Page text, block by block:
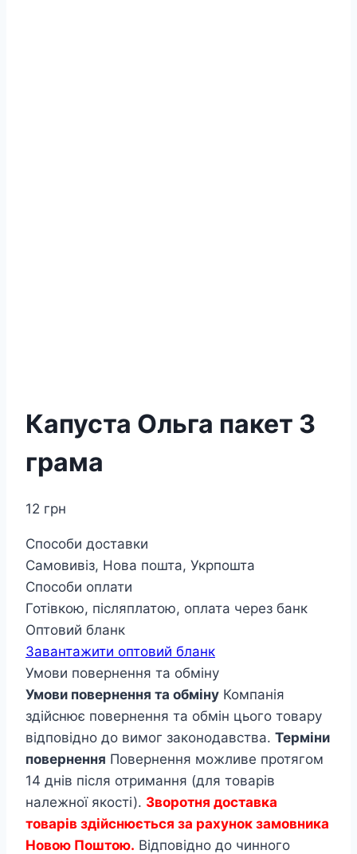
Капуста Ольга пакет 3
грама
12 грн
Способи доставки
Самовивіз, Нова пошта, Укрпошта
Способи оплати
Готівкою, післяплатою, оплата через банк
Оптовий бланк
Завантажити оптовий бланк
Умови повернення та обміну
Умови повернення та обміну Компанія
здійснює повернення та обмін цього товару
відповідно до вимог законодавства. Терміни
повернення Повернення можливе протягом
14 днів після отримання (для товарів
належної якості). Зворотня доставка
товарів здійснюється за рахунок замовника
Новою Поштою. Відповідно до чинного